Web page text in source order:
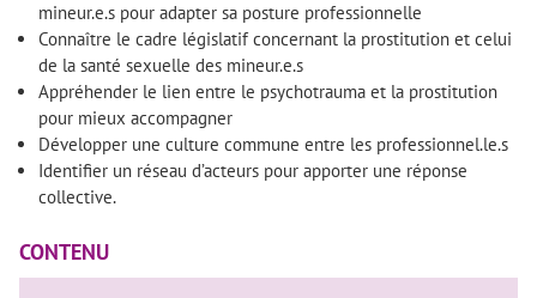
mineur.e.s pour adapter sa posture professionnelle
Connaître le cadre législatif concernant la prostitution et celui
de la santé sexuelle des mineur.e.s
Appréhender le lien entre le psychotrauma et la prostitution
pour mieux accompagner
Développer une culture commune entre les professionnel.le.s
Identifier un réseau d’acteurs pour apporter une réponse
collective.
CONTENU